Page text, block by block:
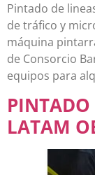
Pintado de
de tráfico y
máquina
de Consorcio
equipos para
PINTADO
LATAM